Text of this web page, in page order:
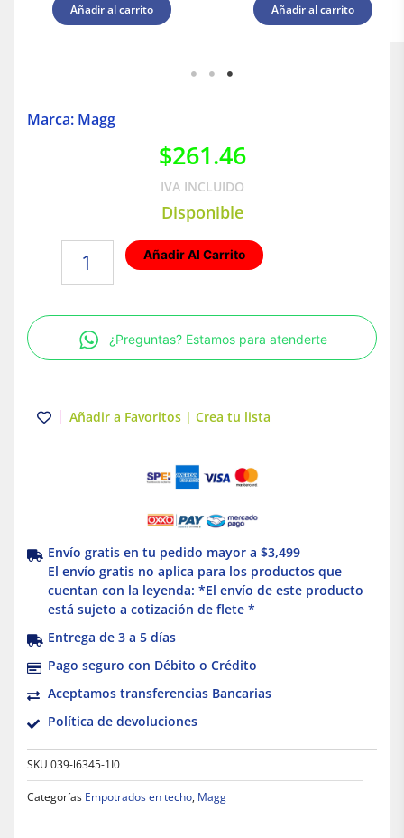
Añadir al carrito Añadir al carrito
Marca: Magg
$261.46
IVA INCLUIDO
Disponible
empotrar
3.5W
127V
AF
Magg
Añadir Al Carrito
¿Preguntas? Estamos para atenderte
Añadir a Favoritos | Crea tu lista
Envío gratis en tu pedido mayor a $3,499
El envío gratis no aplica para los productos que
cuentan con la leyenda: *El envío de este producto
está sujeto a cotización de flete *
Entrega de 3 a 5 días
Pago seguro con Débito o Crédito
Aceptamos transferencias Bancarias
Política de devoluciones
SKU 039-l6345-1I0
Categorías Empotrados en techo, Magg